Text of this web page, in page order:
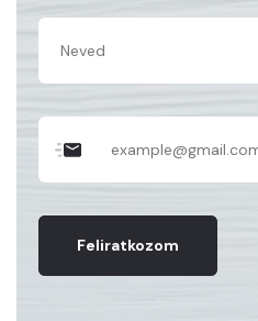
Feliratkozom